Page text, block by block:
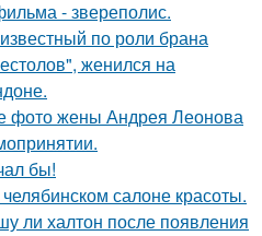
- звереполис.
по роли брана
женился на
фото жены Андрея Леонова
бы!
салоне красоты.
ли халтон после появления